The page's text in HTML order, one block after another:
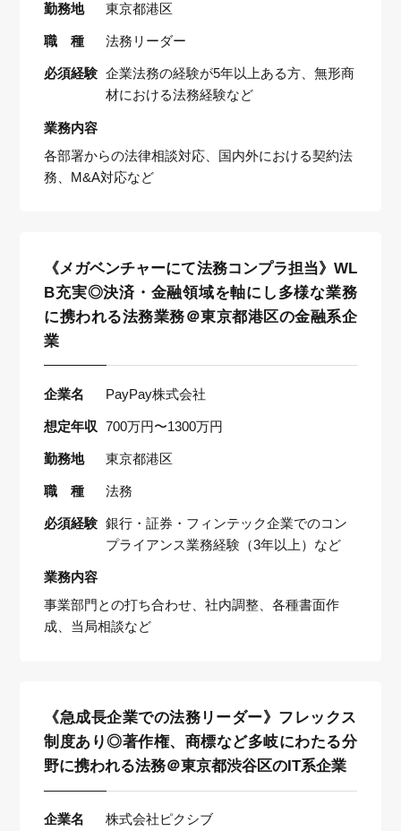
勤務地 東京都港区
職 種 法務リーダー
必須経験 企業法務の経験が5年以上ある方、無形商
材における法務経験など
業務内容
各部署からの法律相談対応、国内外における契約法
務、M&A対応など
《メガベンチャーにて法務コンプラ担当》WL
B充実◎決済・金融領域を軸にし多様な業務
に携われる法務業務＠東京都港区の金融系企
業
企業名 PayPay株式会社
想定年収 700万円〜1300万円
勤務地 東京都港区
職 種 法務
必須経験 銀行・証券・フィンテック企業でのコン
プライアンス業務経験（3年以上）など
業務内容
事業部門との打ち合わせ、社内調整、各種書面作
成、当局相談など
《急成長企業での法務リーダー》フレックス
制度あり◎著作権、商標など多岐にわたる分
野に携われる法務＠東京都渋谷区のIT系企業
企業名 株式会社ピクシブ